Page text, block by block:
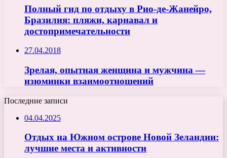
Полный гид по отдыху в Рио-де-Жанейро,
Бразилия: пляжи, карнавал и
достопримечательности
27.04.2018
Зрелая, опытная женщина и мужчина —
изюминки взаимоотношений
Последние записи
04.04.2025
Отдых на Южном острове Новой Зеландии:
лучшие места и активности